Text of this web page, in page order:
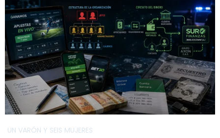
UN VARÓN Y SEIS MUJERES